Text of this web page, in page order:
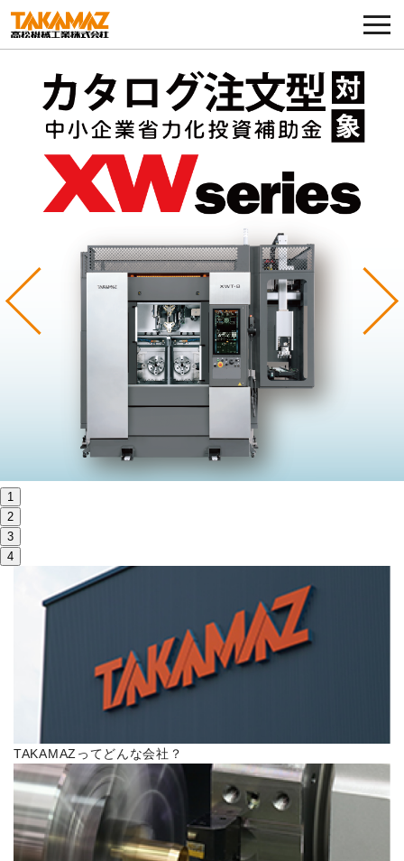
各種お問い合わせ・部品注文
採用に関してはこちらから
企業情報
展示会・イベント
コラム
製品ラインナップ
サステナビリティ
お問い合わせ
高松流技
ご利用に際して
当社のセキュリティへの取り組み
プライバシーポリシー
Previous
1
2
3
4
TAKAMAZってどんな会社？